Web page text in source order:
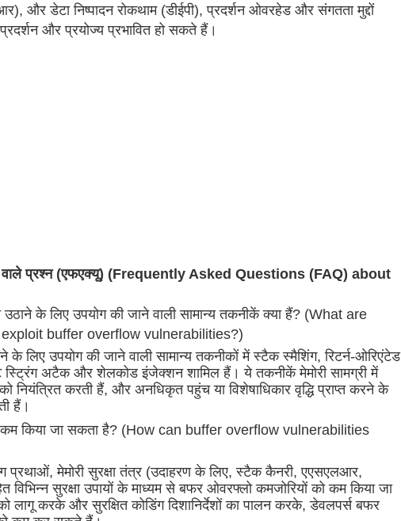
डेटा निष्पादन रोकथाम (डीईपी), प्रदर्शन ओवरहेड और संगतता मुद्दों
और प्रयोज्य प्रभावित हो सकते हैं।
वाले प्रश्न (एफएक्यू) (Frequently Asked Questions (FAQ) about
के लिए उपयोग की जाने वाली सामान्य तकनीकें क्या हैं? (What are
buffer overflow vulnerabilities?)
के लिए उपयोग की जाने वाली सामान्य तकनीकों में स्टैक स्मैशिंग, रिटर्न-ओरिएंटेड
स्ट्रिंग अटैक और शेलकोड इंजेक्शन शामिल हैं। ये तकनीकें मेमोरी सामग्री में
को नियंत्रित करती हैं, और अनधिकृत पहुंच या विशेषाधिकार वृद्धि प्राप्त करने के
हैं।
कम किया जा सकता है? (How can buffer overflow vulnerabilities
प्रथाओं, मेमोरी सुरक्षा तंत्र (उदाहरण के लिए, स्टैक कैनरी, एएसएलआर,
विभिन्न सुरक्षा उपायों के माध्यम से बफर ओवरफ्लो कमजोरियों को कम किया जा
लागू करके और सुरक्षित कोडिंग दिशानिर्देशों का पालन करके, डेवलपर्स बफर